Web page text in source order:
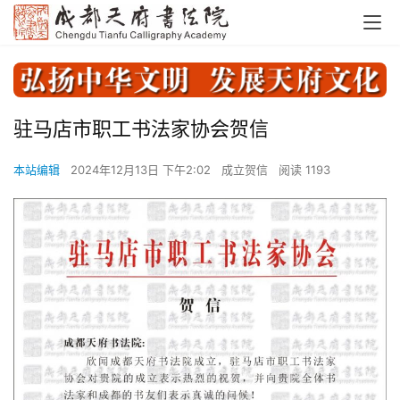
驻马店市职工书法家协会贺信
本站编辑 2024年12月13日 下午2:02 成立贺信 阅读 1193